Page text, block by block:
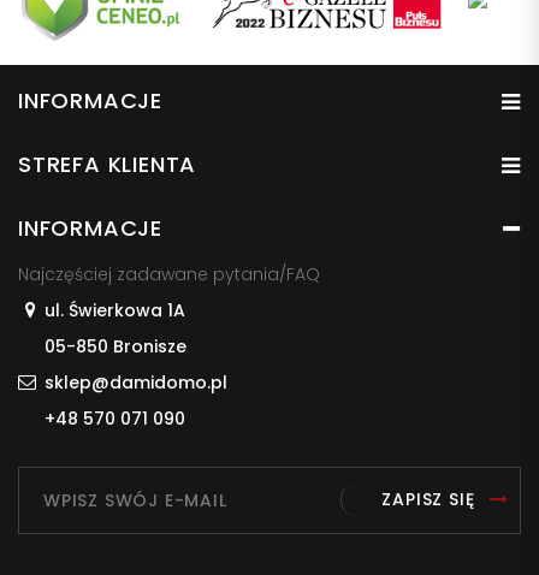
INFORMACJE
STREFA KLIENTA
INFORMACJE
Najczęściej zadawane pytania/FAQ
ul. Świerkowa 1A
05-850 Bronisze
sklep@damidomo.pl
+48 570 071 090
ZAPISZ SIĘ